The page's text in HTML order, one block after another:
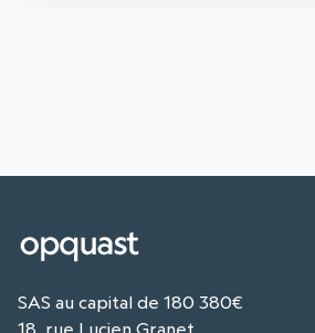
SAS au capital de 180 380€
18, rue Lucien Granet